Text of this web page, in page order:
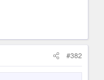
#382